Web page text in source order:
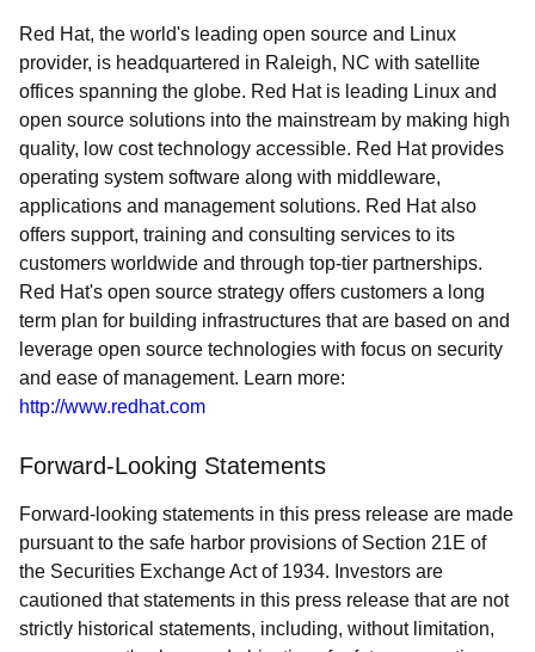
Red Hat, the world's leading open source and Linux
provider, is headquartered in Raleigh, NC with satellite
offices spanning the globe. Red Hat is leading Linux and
open source solutions into the mainstream by making high
quality, low cost technology accessible. Red Hat provides
operating system software along with middleware,
applications and management solutions. Red Hat also
offers support, training and consulting services to its
customers worldwide and through top-tier partnerships.
Red Hat's open source strategy offers customers a long
term plan for building infrastructures that are based on and
leverage open source technologies with focus on security
and ease of management. Learn more:
http://www.redhat.com
Forward-Looking Statements
Forward-looking statements in this press release are made
pursuant to the safe harbor provisions of Section 21E of
the Securities Exchange Act of 1934. Investors are
cautioned that statements in this press release that are not
strictly historical statements, including, without limitation,